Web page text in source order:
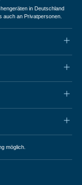
in Deutschland
auch an Privatpersonen.
möglich.